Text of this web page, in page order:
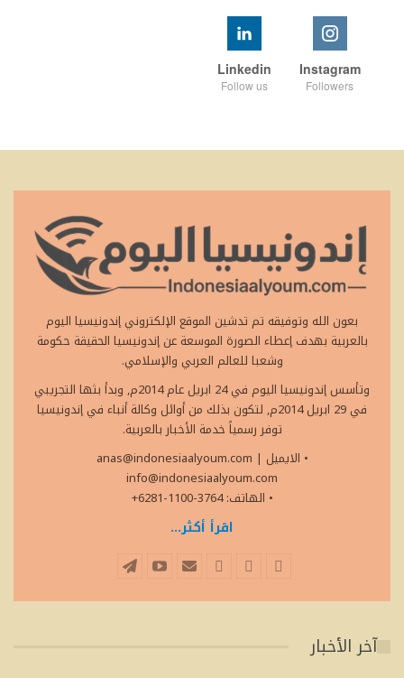
Instagram
Followers
Linkedin
Follow us
بعون الله وتوفيقه تم تدشين الموقع الإلكتروني إندونيسيا اليوم
بالعربية بهدف إعطاء الصورة الموسعة عن إندونيسيا الحقيقة حكومة
وشعبا للعالم العربي والإسلامي.
وتأسس إندونيسيا اليوم في 24 ابريل عام 2014م, وبدأ بثها التجريبي
في 29 ابريل 2014م, لتكون بذلك من أوائل وكالة أنباء في إندونيسيا
توفر رسمياً خدمة الأخبار بالعربية.
• الايميل
anas@indonesiaalyoum.com |
info@indonesiaalyoum.com
• الهاتف: 3764-1100-6281+
اقرأ أكثر...
آخر الأخبار